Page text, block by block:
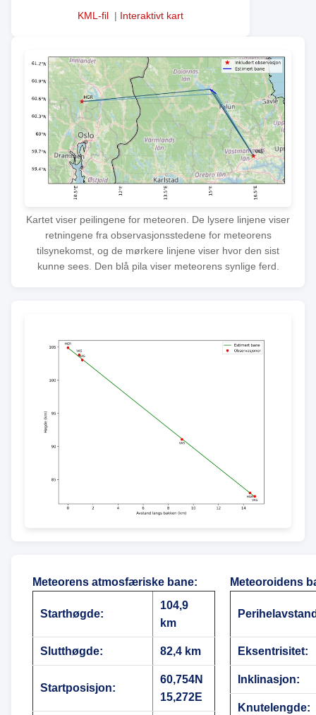
KML-fil | Interaktivt kart
Kartet viser peilingene for meteoren. De lysere linjene viser
retningene fra observasjonsstedene for meteorens
tilsynekomst, og de mørkere linjene viser hvor den sist
kunne sees. Den blå pila viser meteorens synlige ferd.
Meteorens atmosfæriske bane:
Starthøgde:
104,9
km
Slutthøgde: 82,4 km
Startposisjon:
60,754N
15,272E
Meteoroidens
Eksentrisitet:
Inklinasjon:
Knutelengde: